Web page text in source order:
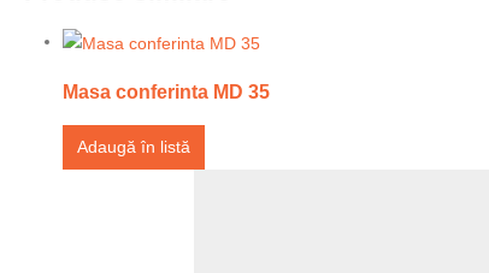
Masa conferinta MD 35
Adaugă în listă